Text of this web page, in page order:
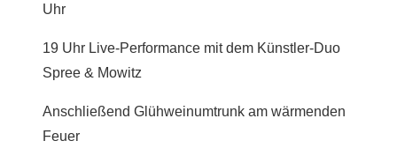
Uhr
19 Uhr Live-Performance mit dem Künstler-Duo
Spree & Mowitz
Anschließend Glühweinumtrunk am wärmenden
Feuer